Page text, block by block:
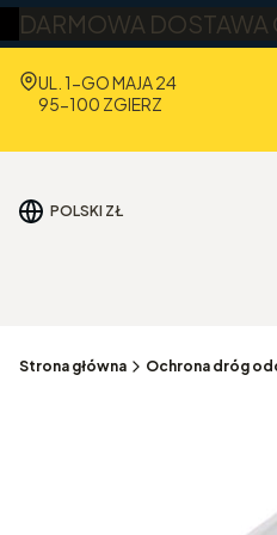
DARMOWA DOSTAWA
Adres:
UL. 1-GO MAJA 24
95-100 ZGIERZ
POLSKI ZŁ
Strona główna Ochrona dróg